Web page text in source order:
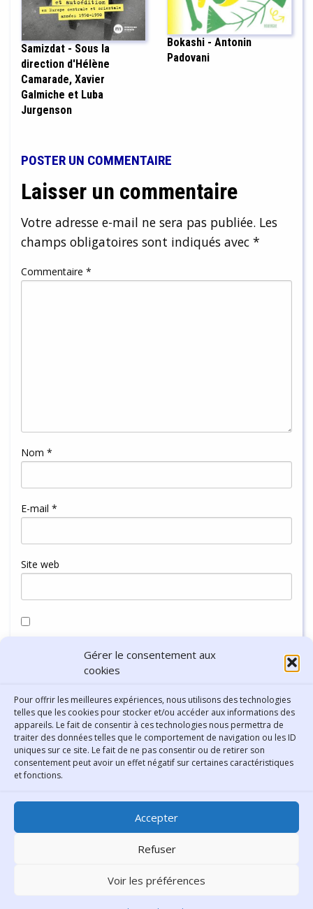
Gérer le consentement aux
cookies
Pour offrir les meilleures expériences, nous utilisons des technologies
telles que les cookies pour stocker et/ou accéder aux informations des
appareils. Le fait de consentir à ces technologies nous permettra de
traiter des données telles que le comportement de navigation ou les ID
uniques sur ce site. Le fait de ne pas consentir ou de retirer son
consentement peut avoir un effet négatif sur certaines caractéristiques
et fonctions.
Accepter
Refuser
Voir les préférences
Samizdat - Sous la
direction d'Hélène
Camarade, Xavier
Galmiche et Luba
Jurgenson
Bokashi - Antonin
Padovani
POSTER UN COMMENTAIRE
Laisser un commentaire
Votre adresse e-mail ne sera pas publiée. Les
champs obligatoires sont indiqués avec *
Commentaire *
Nom *
E-mail *
Site web
navigateur pour mon prochain commentaire.
Bibliothèque municipale de
Lyon
30 Boulevard Vivier-Merle
Téléphone